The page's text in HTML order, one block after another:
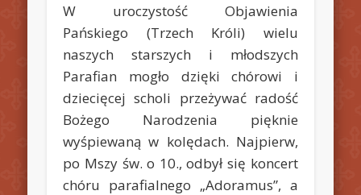
W uroczystość Objawienia
Pańskiego (Trzech Króli) wielu
naszych starszych i młodszych
Parafian mogło dzięki chórowi i
dziecięcej scholi przeżywać radość
Bożego Narodzenia pięknie
wyśpiewaną w kolędach. Najpierw,
po Mszy św. o 10., odbył się koncert
chóru parafialnego „Adoramus”, a